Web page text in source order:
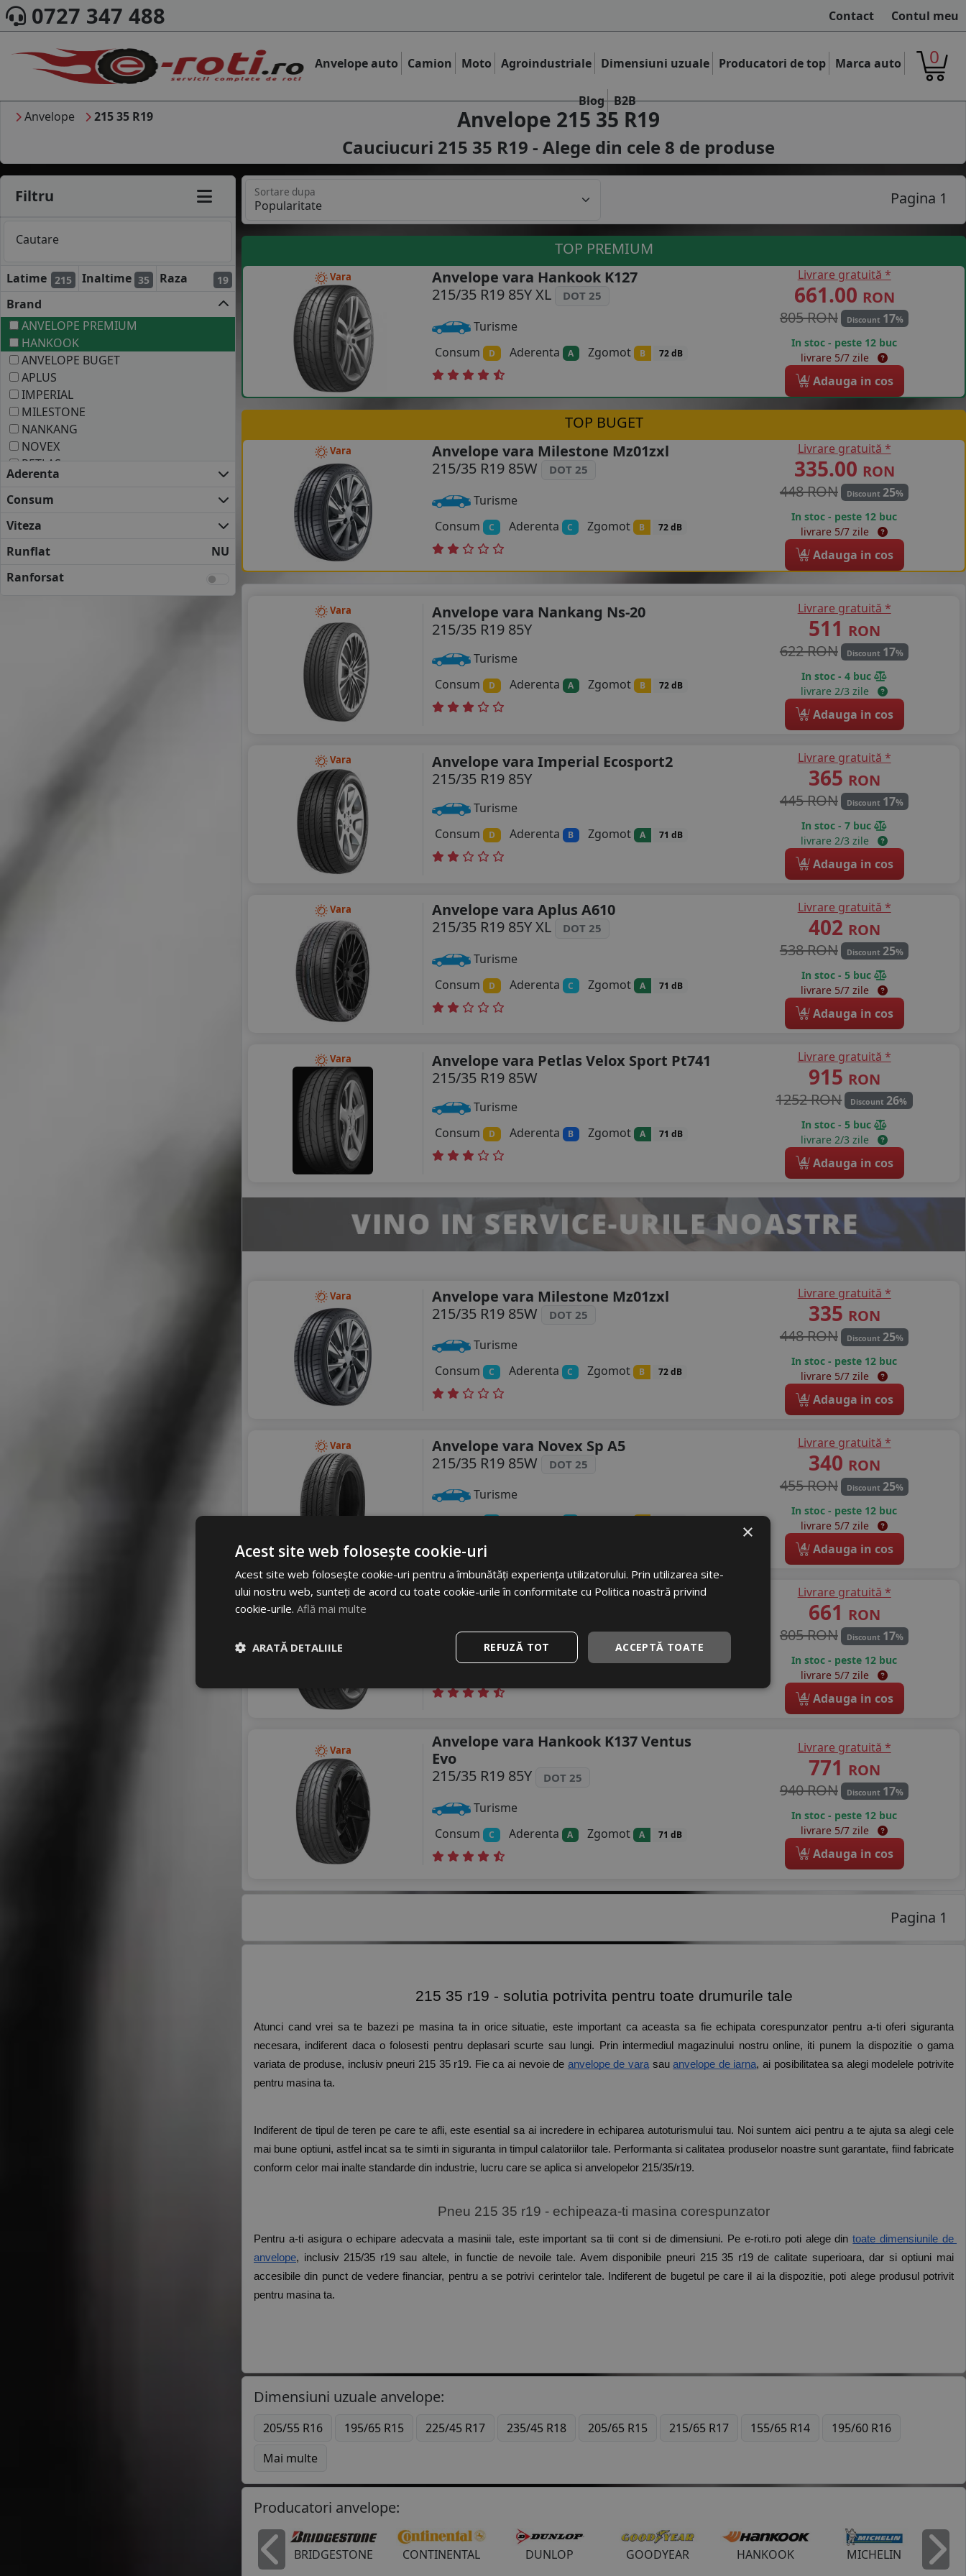
0727 347 488 Contact Contul meu
Anvelope auto Camion Moto Agroindustriale Dimensiuni uzuale Producatori de top Marca auto
Blog B2B
0
Anvelope 215 35 R19 Anvelope 215 35 R19
Cauciucuri 215 35 R19 - Alege din cele 8 de produse
Filtru
Cautare
Latime 215 Inaltime 35 Raza 19
Brand
ANVELOPE PREMIUM
HANKOOK
ANVELOPE BUGET
APLUS
IMPERIAL
MILESTONE
NANKANG
NOVEX
PETLAS
Aderenta
Consum
Viteza
Runflat
NU
Ranforsat
Sortare dupa Pagina 1
TOP PREMIUM
Vara
Anvelope vara Hankook K127
215/35 R19 85Y XL
DOT 25
Turisme
Consum
D Aderenta A Zgomot B 72 dB
Livrare gratuită *
661.00 RON
805 RON
Discount 17%
In stoc - peste 12 buc
livrare 5/7 zile
4 Adauga in cos
TOP BUGET
Vara
Anvelope vara Milestone Mz01zxl
215/35 R19 85W
DOT 25
Turisme
Consum
C Aderenta C Zgomot B 72 dB
Livrare gratuită *
335.00 RON
448 RON
Discount 25%
In stoc - peste 12 buc
livrare 5/7 zile
4 Adauga in cos
Vara
Anvelope vara Nankang Ns-20
215/35 R19 85Y
Turisme
Consum
D Aderenta A Zgomot B 72 dB
Livrare gratuită *
511 RON
622 RON
Discount 17%
In stoc - 4 buc
livrare 2/3 zile
4 Adauga in cos
Vara
Anvelope vara Imperial Ecosport2
215/35 R19 85Y
Turisme
Consum
D Aderenta B Zgomot A 71 dB
Livrare gratuită *
365 RON
445 RON
Discount 17%
In stoc - 7 buc
livrare 2/3 zile
4 Adauga in cos
Vara
Anvelope vara Aplus A610
215/35 R19 85Y XL
DOT 25
Turisme
Consum
D Aderenta C Zgomot A 71 dB
Livrare gratuită *
402 RON
538 RON
Discount 25%
In stoc - 5 buc
livrare 5/7 zile
4 Adauga in cos
Vara
Anvelope vara Petlas Velox Sport Pt741
215/35 R19 85W
Turisme
Consum
D Aderenta B Zgomot A 71 dB
Livrare gratuită *
915 RON
1252 RON
Discount26%
In stoc - 5 buc
livrare 2/3 zile
4 Adauga in cos
Vara
Anvelope vara Milestone Mz01zxl
215/35 R19 85W
DOT 25
Turisme
Consum
C Aderenta C Zgomot B 72 dB
Livrare gratuită *
335 RON
448 RON
Discount 25%
In stoc - peste 12 buc
livrare 5/7 zile
4 Adauga in cos
Vara
Anvelope vara Novex Sp A5
215/35 R19 85W
DOT 25
Turisme
Consum
Aderenta Zgomot
Livrare gratuită *
340 RON
455 RON
Discount 25%
In stoc - peste 12 buc
livrare 5/7 zile
4 Adauga in cos
Vara
Anvelope vara Hankook K127
Turisme
Livrare gratuită *
661 RON
805 RON
Discount 17%
In stoc - peste 12 buc
livrare 5/7 zile
4 Adauga in cos
Vara
Anvelope vara Hankook K137 Ventus
Evo
215/35 R19 85Y
DOT 25
Turisme
Consum
C Aderenta A Zgomot A 71 dB
Livrare gratuită *
771 RON
940 RON
Discount 17%
In stoc - peste 12 buc
livrare 5/7 zile
4 Adauga in cos
Pagina 1
215 35 r19 - solutia potrivita pentru toate drumurile tale
Atunci cand vrei sa te bazezi pe masina ta in orice situatie, este important ca aceasta sa fie echipata corespunzator pentru a-ti oferi siguranta
necesara, indiferent daca o folosesti pentru deplasari scurte sau lungi. Prin intermediul magazinului nostru online, iti punem la dispozitie o gama
variata de produse, inclusiv pneuri 215 35 r19. Fie ca ai nevoie de anvelope de vara sau anvelope de iarna, ai posibilitatea sa alegi modelele potrivite
pentru masina ta.
Indiferent de tipul de teren pe care te afli, este esential sa ai incredere in echiparea autoturismului tau. Noi suntem aici pentru a te ajuta sa alegi cele
mai bune optiuni, astfel incat sa te simti in siguranta in timpul calatoriilor tale. Performanta si calitatea produselor noastre sunt garantate, fiind fabricate
conform celor mai inalte standarde din industrie, lucru care se aplica si anvelopelor 215/35/r19.
Pneu 215 35 r19 - echipeaza-ti masina corespunzator
Pentru a-ti asigura o echipare adecvata a masinii tale, este important sa tii cont si de dimensiuni. Pe e-roti.ro poti alege din toate dimensiunile de
anvelope, inclusiv 215/35 r19 sau altele, in functie de nevoile tale. Avem disponibile pneuri 215 35 r19 de calitate superioara, dar si optiuni mai
accesibile din punct de vedere financiar, pentru a se potrivi cerintelor tale. Indiferent de bugetul pe care il ai la dispozitie, poti alege produsul potrivit
pentru masina ta.
Dimensiuni uzuale anvelope:
205/55 R16 195/65 R15 225/45 R17 235/45 R18 205/65 R15 215/65 R17 155/65 R14
195/60 R16
Mai multe
Producatori anvelope:
BRIDGESTONE CONTINENTAL DUNLOP GOODYEAR HANKOOK MICHELIN
×
Acest site web folosește cookie-uri
Acest site web folosește cookie-uri pentru a îmbunătăți experiența utilizatorului. Prin utilizarea site-
ului nostru web, sunteți de acord cu toate cookie-urile în conformitate cu Politica noastră privind
cookie-urile. Află mai multe
ACCEPTĂ TOATE
REFUZĂ TOT
ARATĂ DETALIILE